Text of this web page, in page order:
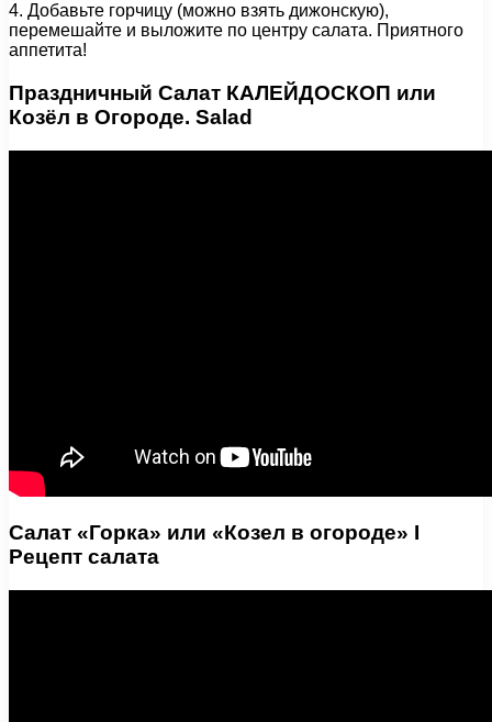
4. Добавьте горчицу (можно взять дижонскую),
перемешайте и выложите по центру салата. Приятного
аппетита!
Праздничный Салат КАЛЕЙДОСКОП или
Козёл в Огороде. Salad
Салат «Горка» или «Козел в огороде» I
Рецепт салата